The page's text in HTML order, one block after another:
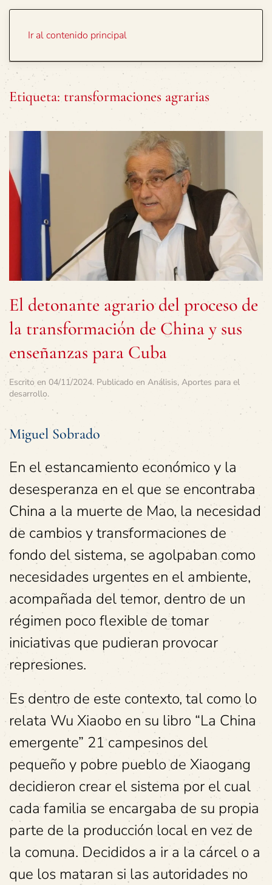
Ir al contenido principal
Etiqueta: transformaciones agrarias
El detonante agrario del proceso de
la transformación de China y sus
enseñanzas para Cuba
Escrito en 04/11/2024. Publicado en Análisis, Aportes para el
desarrollo.
Miguel Sobrado
En el estancamiento económico y la
desesperanza en el que se encontraba
China a la muerte de Mao, la necesidad
de cambios y transformaciones de
fondo del sistema, se agolpaban como
necesidades urgentes en el ambiente,
acompañada del temor, dentro de un
régimen poco flexible de tomar
iniciativas que pudieran provocar
represiones.
Es dentro de este contexto, tal como lo
relata Wu Xiaobo en su libro “La China
emergente” 21 campesinos del
pequeño y pobre pueblo de Xiaogang
decidieron crear el sistema por el cual
cada familia se encargaba de su propia
parte de la producción local en vez de
la comuna. Decididos a ir a la cárcel o a
que los mataran si las autoridades no